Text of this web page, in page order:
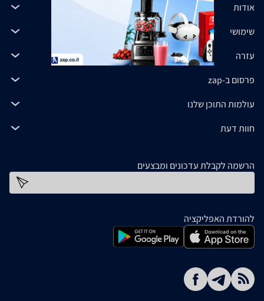
אודות
שימושי
עזרה
פרסום ב-zap
עולמות התוכן שלנו
חוות דעת
הרשמה לקבלת עדכונים ומבצעים
להורדת האפליקציה